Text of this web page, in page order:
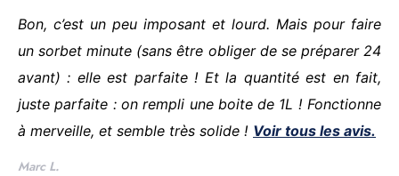
Bon, c’est un peu imposant et lourd. Mais pour faire
un sorbet minute (sans être obliger de se préparer 24
avant) : elle est parfaite ! Et la quantité est en fait,
juste parfaite : on rempli une boite de 1L ! Fonctionne
à merveille, et semble très solide ! Voir tous les avis.
Marc L.